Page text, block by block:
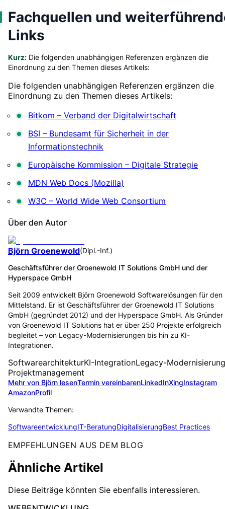
Fachquellen und
Links
Kurz: Die folgenden unabhängigen Referenzen ergänzen die
Einordnung zu den Themen dieses Artikels:
Die folgenden unabhängigen Referenzen ergänzen die
Einordnung zu den Themen dieses Artikels:
Bitkom – Verband der Digitalwirtschaft
BSI – Bundesamt für Sicherheit in der
Informationstechnik
Europäische Kommission – Digitale Strategie
MDN Web Docs (Mozilla)
W3C – World Wide Web Consortium
Über den Autor
Björn Groenewold(Dipl.-Inf.)
Geschäftsführer der Groenewold IT Solutions GmbH und der
Hyperspace GmbH
Seit 2009 entwickelt Björn Groenewold Softwarelösungen für den
Mittelstand. Er ist Geschäftsführer der Groenewold IT Solutions
GmbH (gegründet 2012) und der Hyperspace GmbH. Als Gründer
von Groenewold IT Solutions hat er über 250 Projekte erfolgreich
begleitet – von Legacy-Modernisierungen bis hin zu KI-
Integrationen.
SoftwarearchitekturKI-IntegrationLegacy-Modernisierung
Projektmanagement
Mehr von Björn lesenTermin vereinbarenLinkedInXingInstagram
AmazonProfil
Verwandte Themen:
SoftwareentwicklungIT-BeratungDigitalisierungBest Practices
EMPFEHLUNGEN AUS DEM BLOG
Ähnliche Artikel
Diese Beiträge könnten Sie ebenfalls interessieren.